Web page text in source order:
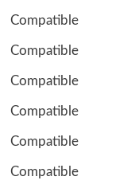
Compatible
Compatible
Compatible
Compatible
Compatible
Compatible